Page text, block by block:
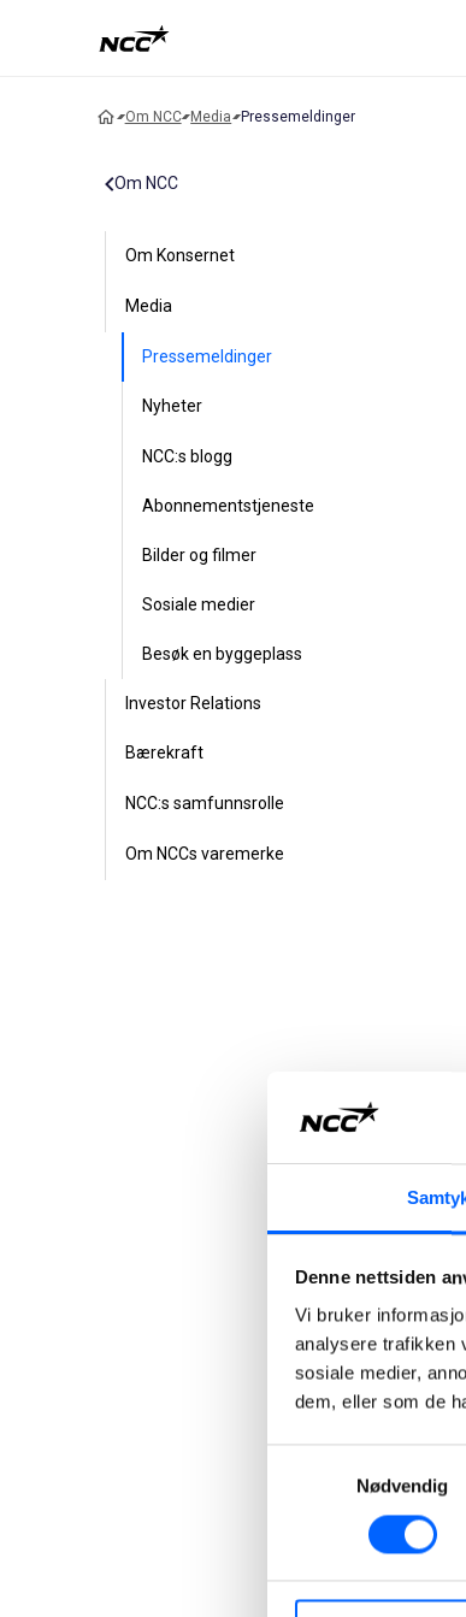
Denne nettsiden
Vi bruker
analysere trafikken
sosiale medier,
dem, eller som de
Nødvendig
Om NCC Media Pressemeldinger
Om NCC
Om Konsernet
Media
Pressemeldinger
Nyheter
NCC:s blogg
Abonnementstjeneste
Bilder og filmer
Sosiale medier
Besøk en byggeplass
Investor Relations
Bærekraft
NCC:s samfunnsrolle
Om NCCs varemerke